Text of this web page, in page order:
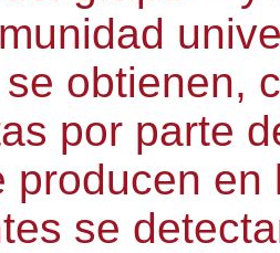
obtienen,
por parte
producen
se